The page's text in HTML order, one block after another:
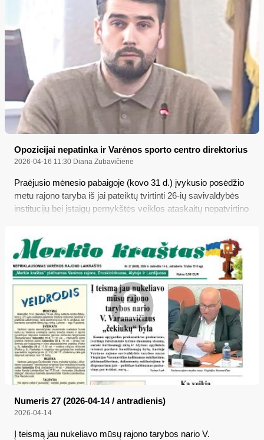
Opozicijai nepatinka ir Varėnos sporto centro direktorius
2026-04-16 11:30 Diana Zubavičienė
Praėjusio mėnesio pabaigoje (kovo 31 d.) įvykusio posėdžio
metu rajono taryba iš jai pateiktų tvirtinti 26-ių savivaldybės
institucijų bei įstaigų pernykštės veiklos ataskaitų nepatvirtino
balandžio 3 d. „Merkio krašto“ str. „Nepajudinama opozicijos
tradicija“) ir Varėnos sporto centro; tad ko pastarosios
biudžetinės įstaigos pernykštėje veikloje šįkart pasigedo
tarybos nariai?..
Numeris 27 (2026-04-14 / antradienis)
2026-04-14
Į teismą jau nukeliavo mūsų rajono tarybos nario V.